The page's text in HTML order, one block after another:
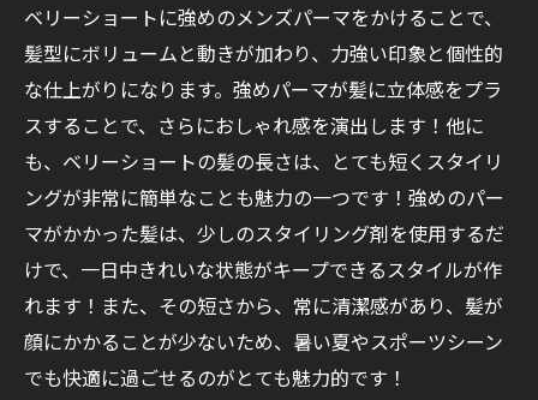
ベリーショートに強めのメンズパーマをかけることで、
髪型にボリュームと動きが加わり、力強い印象と個性的
な仕上がりになります。強めパーマが髪に立体感をプラ
スすることで、さらにおしゃれ感を演出します！他に
も、ベリーショートの髪の長さは、とても短くスタイリ
ングが非常に簡単なことも魅力の一つです！強めのパー
マがかかった髪は、少しのスタイリング剤を使用するだ
けで、一日中きれいな状態がキープできるスタイルが作
れます！また、その短さから、常に清潔感があり、髪が
顔にかかることが少ないため、暑い夏やスポーツシーン
でも快適に過ごせるのがとても魅力的です！